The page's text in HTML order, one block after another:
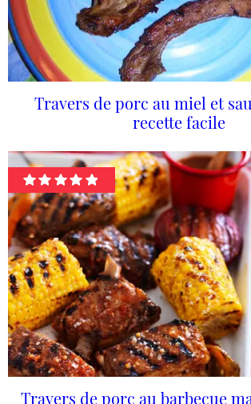
Travers de porc au miel et
recette facile
Travers de porc au barbecue